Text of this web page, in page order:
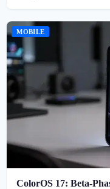
MOBILE
ColorOS 17: Beta-